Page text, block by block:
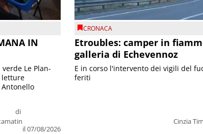
IN
di
il 07/08/2026
verde Le Plan-
letture
CRONACA
Etroubles: camper in
galleria di Echevennoz
Cinzia
E in corso l'intervento dei vigili del
feriti